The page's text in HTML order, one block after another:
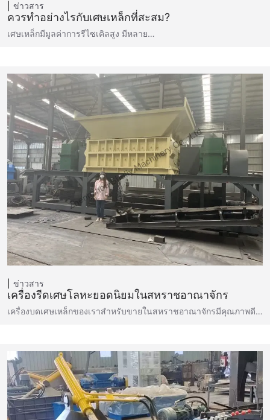
ข่าวสาร
ควรทำอย่างไรกับเศษเหล็กที่สะสม?
เศษเหล็กมีมูลค่าการรีไซเคิลสูง มีหลาย…
ข่าวสาร
เครื่องรีดเศษโลหะยอดนิยมในสหราชอาณาจักร
เครื่องบดเศษเหล็กของเราสำหรับขายในสหราชอาณาจักรมีคุณภาพดี…